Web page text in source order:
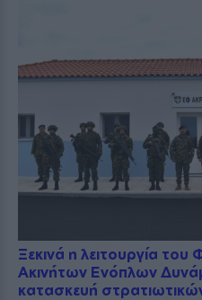
Ξεκινά η λειτουργία
Ακινήτων Ενόπλων
κατασκευή